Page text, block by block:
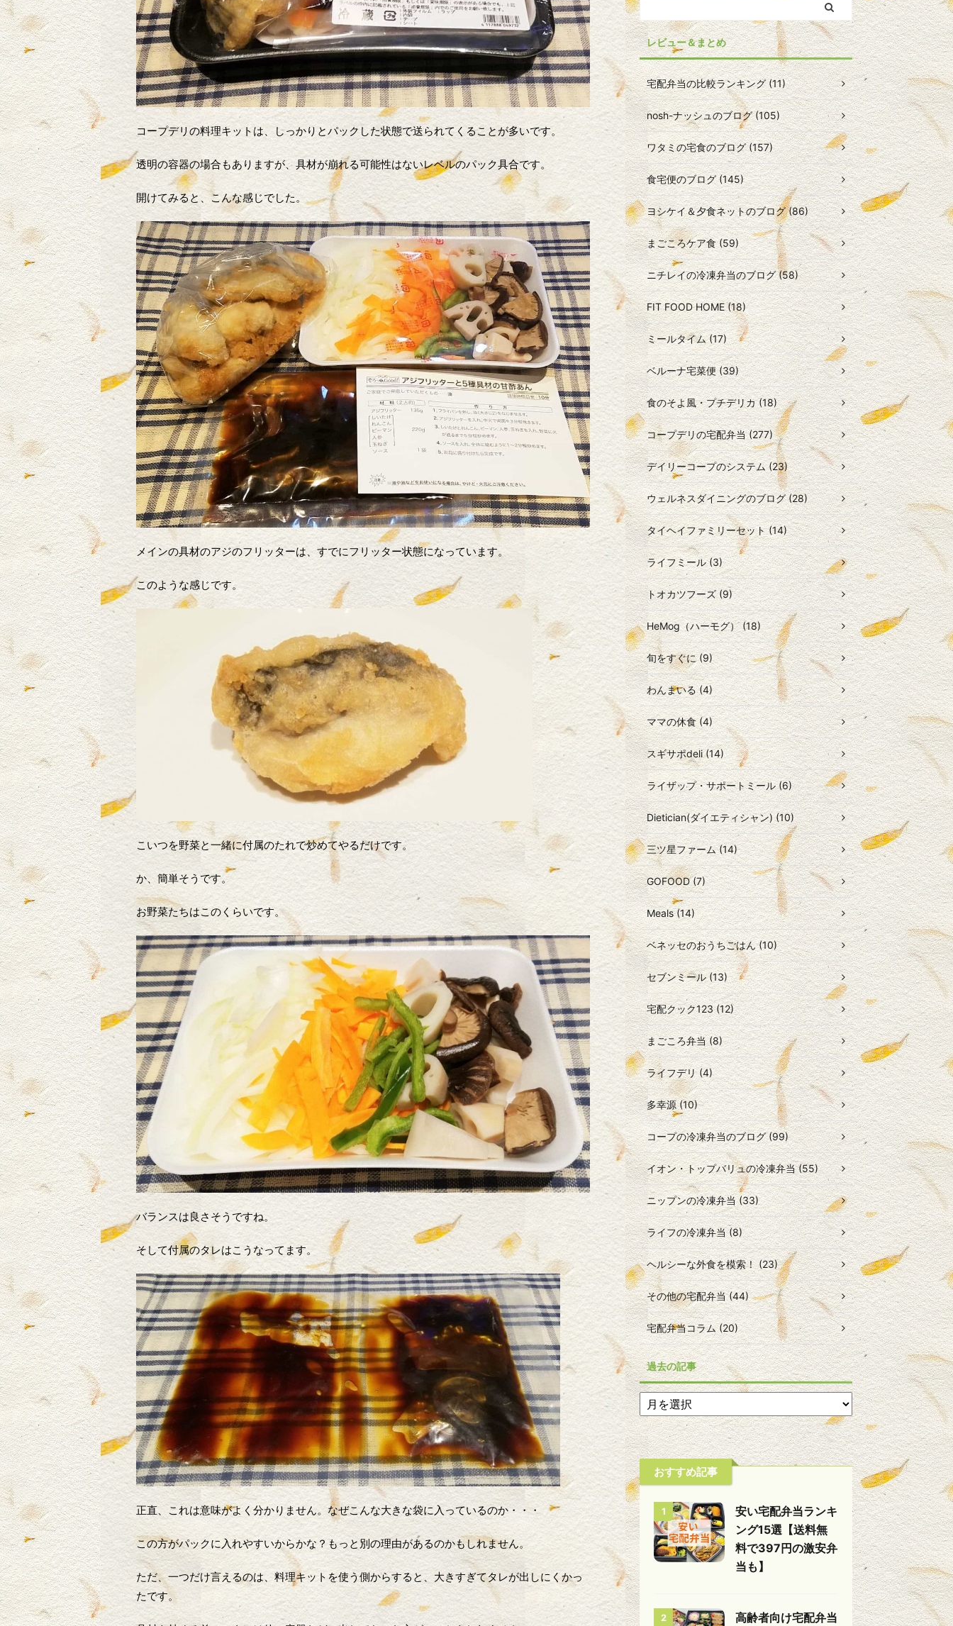
コープデリの料理キットは、しっかりとパックした状態で送られてくることが多いです。
透明の容器の場合もありますが、具材が崩れる可能性はないレベルのパック具合です。
開けてみると、こんな感じでした。
メインの具材のアジのフリッターは、すでにフリッター状態になっています。
このような感じです。
こいつを野菜と一緒に付属のたれで炒めてやるだけです。
か、簡単そうです。
お野菜たちはこのくらいです。
バランスは良さそうですね。
そして付属のタレはこうなってます。
正直、これは意味がよく分かりません。なぜこんな大きな袋に入っているのか・・・
この方がパックに入れやすいからかな？もっと別の理由があるのかもしれません。
ただ、一つだけ言えるのは、料理キットを使う側からすると、大きすぎてタレが出しにくかっ
たです。
レビュー＆まとめ
宅配弁当の比較ランキング (11)
nosh-ナッシュのブログ (105)
ワタミの宅食のブログ (157)
食宅便のブログ (145)
ヨシケイ＆夕食ネットのブログ (86)
まごころケア食 (59)
ニチレイの冷凍弁当のブログ (58)
FIT FOOD HOME (18)
ミールタイム (17)
ベルーナ宅菜便 (39)
食のそよ風・プチデリカ (18)
コープデリの宅配弁当 (277)
デイリーコープのシステム (23)
ウェルネスダイニングのブログ (28)
タイヘイファミリーセット (14)
ライフミール (3)
トオカツフーズ (9)
HeMog（ハーモグ） (18)
旬をすぐに (9)
わんまいる (4)
ママの休食 (4)
スギサポdeli (14)
ライザップ・サポートミール (6)
Dietician(ダイエティシャン) (10)
三ツ星ファーム (14)
GOFOOD (7)
Meals (14)
ベネッセのおうちごはん (10)
セブンミール (13)
宅配クック123 (12)
まごころ弁当 (8)
ライフデリ (4)
多幸源 (10)
コープの冷凍弁当のブログ (99)
イオン・トップバリュの冷凍弁当 (55)
ニップンの冷凍弁当 (33)
ライフの冷凍弁当 (8)
ヘルシーな外食を模索！ (23)
その他の宅配弁当 (44)
宅配弁当コラム (20)
過去の記事
おすすめ記事
1
安い宅配弁当ランキ
ング15選【送料無
料で397円の激安弁
当も】
2 高齢者向け宅配弁当